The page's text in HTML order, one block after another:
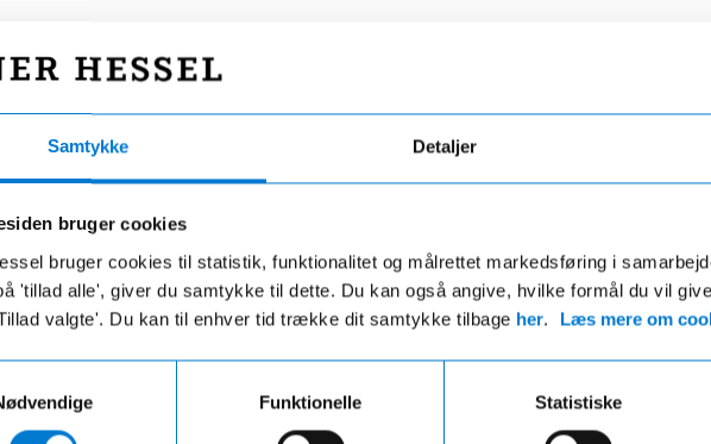
Samtykke Detaljer
bruger cookies
bruger cookies til statistik, funktionalitet og målrettet markedsføring i
'tillad alle', giver du samtykke til dette. Du kan også angive, hvilke formål du vil
valgte'. Du kan til enhver tid trække dit samtykke tilbage her. Læs mere om
Funktionelle Statistiske